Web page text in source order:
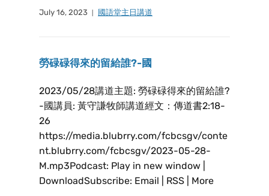
July 16, 2023 國語堂主日講道
勞碌碌得來的留給誰?-國
2023/05/28講道主題: 勞碌碌得來的留給誰?
-國講員: 黃守謙牧師講道經文：傳道書2:18-
26
https://media.blubrry.com/fcbcsgv/conte
nt.blubrry.com/fcbcsgv/2023-05-28-
M.mp3Podcast: Play in new window |
DownloadSubscribe: Email | RSS | More